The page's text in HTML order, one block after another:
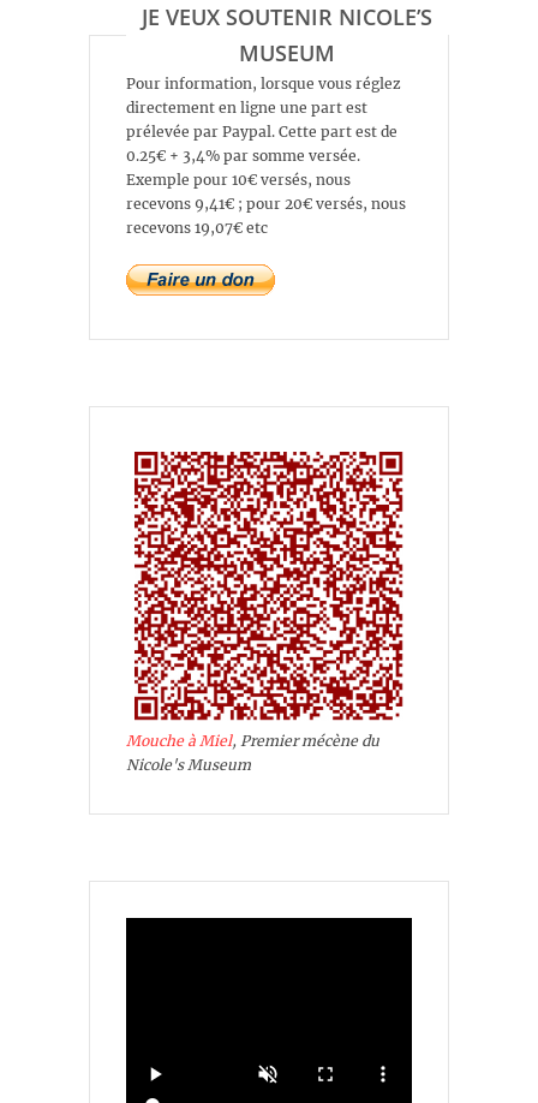
JE VEUX SOUTENIR NICOLE’S
MUSEUM
Pour information, lorsque vous réglez
directement en ligne une part est
prélevée par Paypal. Cette part est de
0.25€ + 3,4% par somme versée.
Exemple pour 10€ versés, nous
recevons 9,41€ ; pour 20€ versés, nous
recevons 19,07€ etc
Mouche à Miel, Premier mécène du
Nicole's Museum